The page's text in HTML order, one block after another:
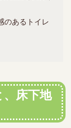
あるトイレ
床下地